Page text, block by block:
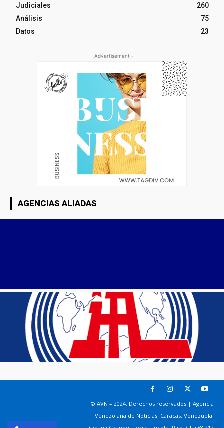
Judiciales
260
Análisis
75
Datos
23
- Advertisement -
AGENCIAS ALIADAS
© AVN – 2024. Derechos reservados | Agencia
Venezolana de Noticias. Caracas, Venezuela.